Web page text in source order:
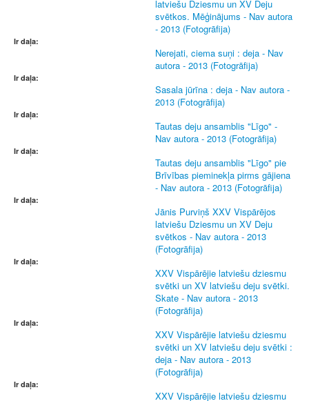
latviešu Dziesmu un XV Deju
svētkos. Mēģinājums - Nav autora
- 2013 (Fotogrāfija)
Ir daļa:
Nerejati, ciema suņi : deja - Nav
autora - 2013 (Fotogrāfija)
Ir daļa:
Sasala jūrīna : deja - Nav autora -
2013 (Fotogrāfija)
Ir daļa:
Tautas deju ansamblis "Līgo" -
Nav autora - 2013 (Fotogrāfija)
Ir daļa:
Tautas deju ansamblis "Līgo" pie
Brīvības pieminekļa pirms gājiena
- Nav autora - 2013 (Fotogrāfija)
Ir daļa:
Jānis Purviņš XXV Vispārējos
latviešu Dziesmu un XV Deju
svētkos - Nav autora - 2013
(Fotogrāfija)
Ir daļa:
XXV Vispārējie latviešu dziesmu
svētki un XV latviešu deju svētki.
Skate - Nav autora - 2013
(Fotogrāfija)
Ir daļa:
XXV Vispārējie latviešu dziesmu
svētki un XV latviešu deju svētki :
deja - Nav autora - 2013
(Fotogrāfija)
Ir daļa:
XXV Vispārējie latviešu dziesmu